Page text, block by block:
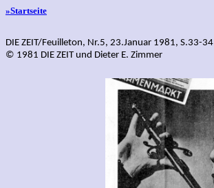
»Startseite
DIE ZEIT/Feuilleton, Nr.5, 23.Januar 1981, S.33-34
© 1981 DIE ZEIT und Dieter E. Zimmer